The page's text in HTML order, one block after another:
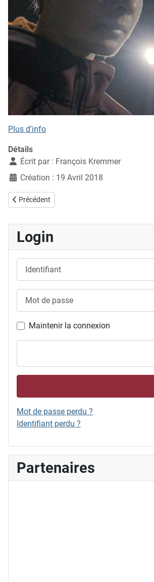
Plus d'info
Détails
Écrit par : François Kremmer
Création : 19 Avril 2018
Article précédent : 05.05.2018 et 06.05.2018,
Précédent
Login
Maintenir la connexion
Mot de passe perdu ?
Identifiant perdu ?
Partenaires